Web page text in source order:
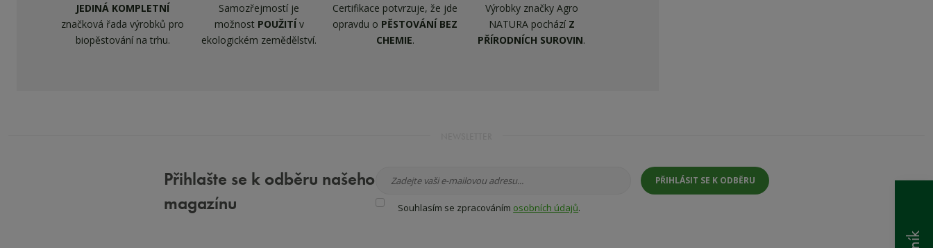
JEDINÁ KOMPLETNÍ
značková řada výrobků pro
biopěstování na trhu.
Samozřejmostí je
možnost POUŽITÍv
ekologickém zemědělství.
Certifikace potvrzuje, že jde
opravdu o PĚSTOVÁNÍ BEZ
CHEMIE.
Výrobky značky Agro
NATURA pochází Z
PŘÍRODNÍCH SUROVIN.
Přihlašte se k odběru našeho
magazínu
SouhlasímSouhlasím se zpracováním osobních údajů.
PŘIHLÁSIT SE K ODBĚRU